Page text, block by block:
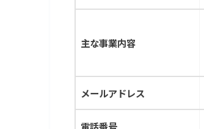
主な事業内容
メールアドレス
電話番号